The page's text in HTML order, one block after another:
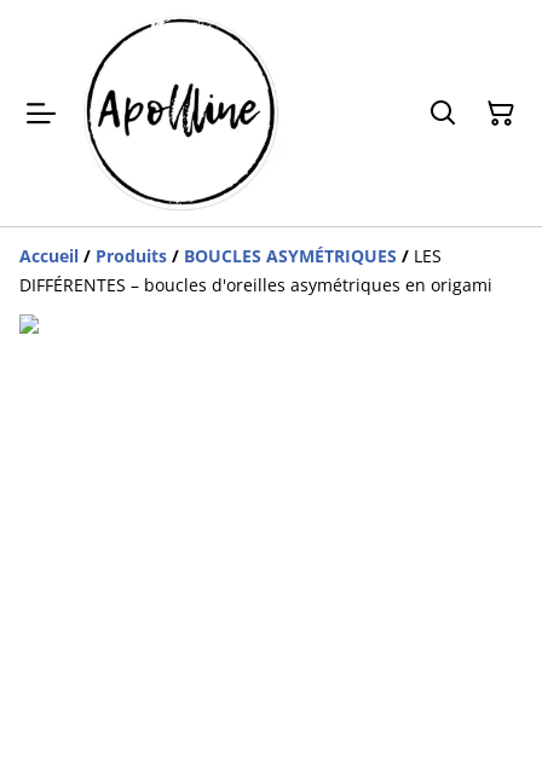
Accueil / Produits / BOUCLES ASYMÉTRIQUES / LES
DIFFÉRENTES – boucles d'oreilles asymétriques en origami